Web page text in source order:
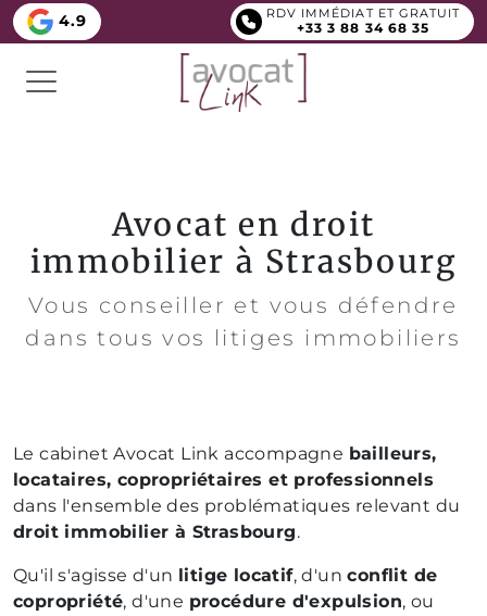
4.9 RDV IMMÉDIAT ET GRATUIT
+33 3 88 34 68 35
Avocat en droit
immobilier à Strasbourg
Vous conseiller et vous défendre
dans tous vos litiges immobiliers
Le cabinet Avocat Link accompagne bailleurs,
locataires, copropriétaires et professionnels
dans l'ensemble des problématiques relevant du
droit immobilier à Strasbourg.
Qu'il s'agisse d'un litige locatif, d'unconflit de
copropriété, d'une procédure d'expulsion, ou